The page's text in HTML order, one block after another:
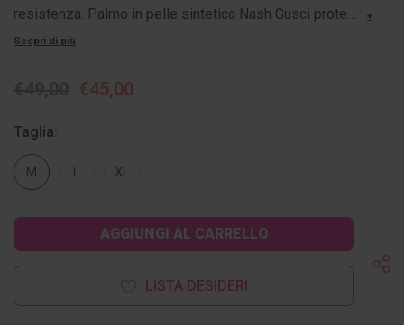
resistenza. Palmo in pelle sintetica Nash Gusci prote…
+
Scopri di più
€45,00
Taglia:
M L XL
attuale:
LISTA DESIDERI